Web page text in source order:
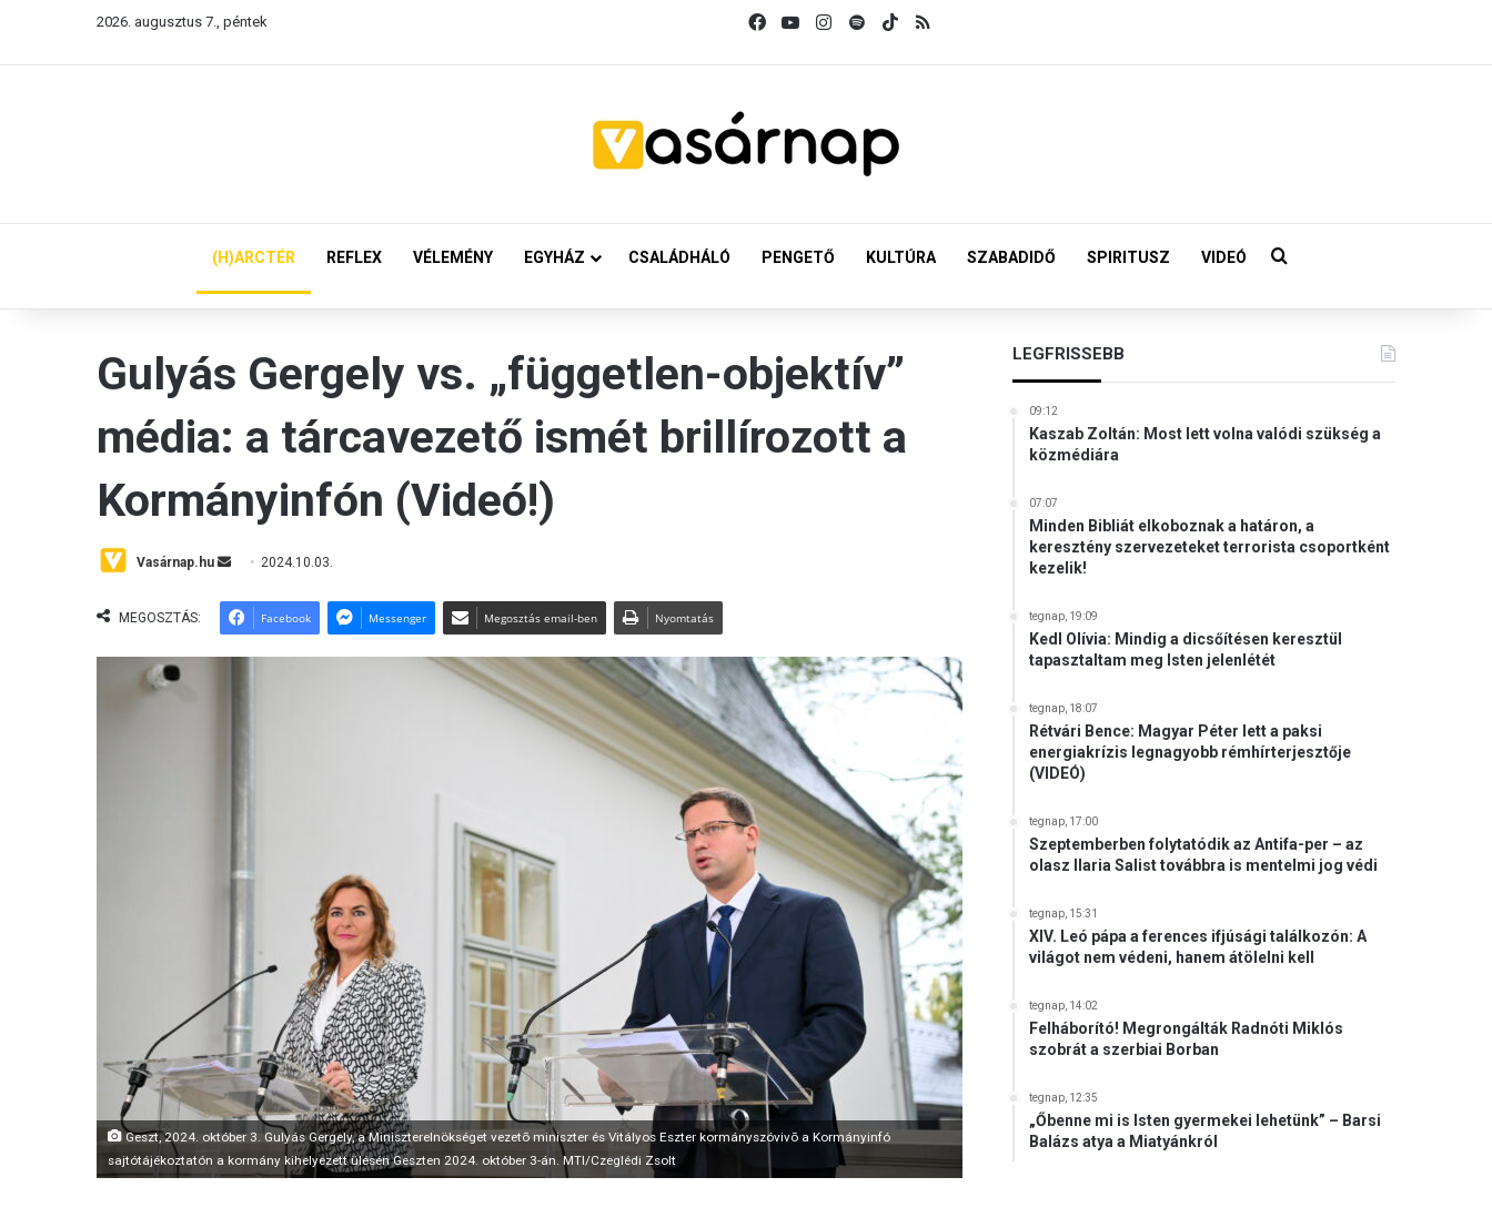
2026. augusztus 7., péntek FacebookYouTubeInstagram
SpotifyTikTokRSS
(H)ARCTÉR REFLEX VÉLEMÉNY EGYHÁZ CSALÁDHÁLÓ PENGETŐ KULTÚRA SZABADIDŐ SPIRITUSZ VIDEÓ Keresés:
Gulyás Gergely vs. „független-objektív”
média: a tárcavezető ismét brillírozott a
Kormányinfón (Videó!)
Vasárnap.hu
Send
email
2024.10.03.
MEGOSZTÁS: Facebook Messenger Megosztás email-ben Nyomtatás
Geszt, 2024. október 3. Gulyás Gergely, a Miniszterelnökséget vezetõ miniszter és Vitályos Eszter kormányszóvivõ a Kormányinfó
sajtótájékoztatón a kormány kihelyezett ülésén Geszten 2024. október 3-án. MTI/Czeglédi Zsolt
LEGFRISSEBB
09:12
Kaszab Zoltán: Most lett volna valódi szükség a
közmédiára
07:07
Minden Bibliát elkoboznak a határon, a
keresztény szervezeteket terrorista csoportként
kezelik!
tegnap, 19:09
Kedl Olívia: Mindig a dicsőítésen keresztül
tapasztaltam meg Isten jelenlétét
tegnap, 18:07
Rétvári Bence: Magyar Péter lett a paksi
energiakrízis legnagyobb rémhírterjesztője
(VIDEÓ)
tegnap, 17:00
Szeptemberben folytatódik az Antifa-per – az
olasz Ilaria Salist továbbra is mentelmi jog védi
tegnap, 15:31
XIV. Leó pápa a ferences ifjúsági találkozón: A
világot nem védeni, hanem átölelni kell
tegnap, 14:02
Felháborító! Megrongálták Radnóti Miklós
szobrát a szerbiai Borban
tegnap, 12:35
„Őbenne mi is Isten gyermekei lehetünk” – Barsi
Balázs atya a Miatyánkról